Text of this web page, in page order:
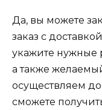
Да, вы можете
заказ с
укажите нужные
а также
осуществляем
сможете